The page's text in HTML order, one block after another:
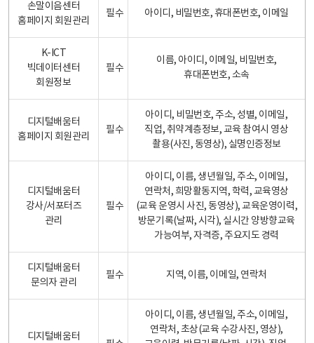
손말이음센터
홈페이지 회원관리
필수 아이디, 비밀번호, 휴대폰번호, 이메일
K-ICT
빅데이터센터
회원정보
필수
이름, 아이디, 이메일, 비밀번호,
휴대폰번호, 소속
디지털배움터
홈페이지 회원관리
필수
아이디, 비밀번호, 주소, 성별, 이메일,
직업, 취약계층정보, 교육 참여시 영상
촬용(사진, 동영상), 실명인증정보
디지털배움터
강사/서포터즈
관리
필수
아이디, 이름, 생년월일, 주소, 이메일,
연락처, 희망활동지역, 학력, 교육영상
(교육 운영시 사진, 동영상), 교육운영이력,
방문기록(날짜, 시각), 실시간 양방향교육
가능여부, 자격증, 주요지도 경력
디지털배움터
문의자 관리
필수 지역, 이름, 이메일, 연락처
디지털배움터
아이디, 이름, 생년월일, 주소, 이메일,
연락처, 초상(교육 수강사진, 영상),